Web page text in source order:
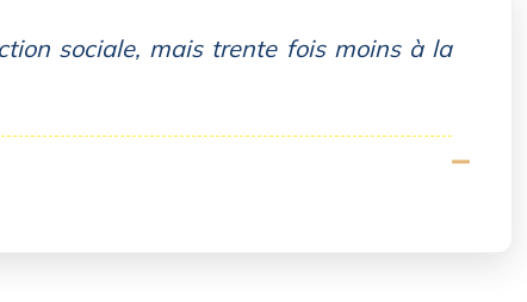
sociale, mais trente fois moins à la